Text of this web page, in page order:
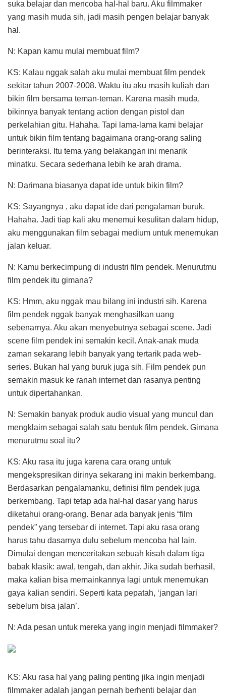
suka belajar dan mencoba hal-hal baru. Aku filmmaker
yang masih muda sih, jadi masih pengen belajar banyak
hal.
N: Kapan kamu mulai membuat film?
KS: Kalau nggak salah aku mulai membuat film pendek
sekitar tahun 2007-2008. Waktu itu aku masih kuliah dan
bikin film bersama teman-teman. Karena masih muda,
bikinnya banyak tentang action dengan pistol dan
perkelahian gitu. Hahaha. Tapi lama-lama kami belajar
untuk bikin film tentang bagaimana orang-orang saling
berinteraksi. Itu tema yang belakangan ini menarik
minatku. Secara sederhana lebih ke arah drama.
N: Darimana biasanya dapat ide untuk bikin film?
KS: Sayangnya , aku dapat ide dari pengalaman buruk.
Hahaha. Jadi tiap kali aku menemui kesulitan dalam hidup,
aku menggunakan film sebagai medium untuk menemukan
jalan keluar.
N: Kamu berkecimpung di industri film pendek. Menurutmu
film pendek itu gimana?
KS: Hmm, aku nggak mau bilang ini industri sih. Karena
film pendek nggak banyak menghasilkan uang
sebenarnya. Aku akan menyebutnya sebagai scene. Jadi
scene film pendek ini semakin kecil. Anak-anak muda
zaman sekarang lebih banyak yang tertarik pada web-
series. Bukan hal yang buruk juga sih. Film pendek pun
semakin masuk ke ranah internet dan rasanya penting
untuk dipertahankan.
N: Semakin banyak produk audio visual yang muncul dan
mengklaim sebagai salah satu bentuk film pendek. Gimana
menurutmu soal itu?
KS: Aku rasa itu juga karena cara orang untuk
mengekspresikan dirinya sekarang ini makin berkembang.
Berdasarkan pengalamanku, definisi film pendek juga
berkembang. Tapi tetap ada hal-hal dasar yang harus
diketahui orang-orang. Benar ada banyak jenis “film
pendek” yang tersebar di internet. Tapi aku rasa orang
harus tahu dasarnya dulu sebelum mencoba hal lain.
Dimulai dengan menceritakan sebuah kisah dalam tiga
babak klasik: awal, tengah, dan akhir. Jika sudah berhasil,
maka kalian bisa memainkannya lagi untuk menemukan
gaya kalian sendiri. Seperti kata pepatah, ‘jangan lari
sebelum bisa jalan’.
N: Ada pesan untuk mereka yang ingin menjadi filmmaker?
KS: Aku rasa hal yang paling penting jika ingin menjadi
filmmaker adalah jangan pernah berhenti belajar dan